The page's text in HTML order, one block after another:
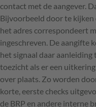
contact met de aangever.
Bijvoorbeeld door te
het adres correspondeert
ingeschreven. De aangifte
het signaal daar
toezicht als er een
over plaats. Zo worden
korte, eerste checks
de BRP en andere interne